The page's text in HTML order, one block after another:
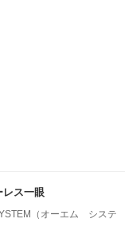
レス一眼
（オーエム システ